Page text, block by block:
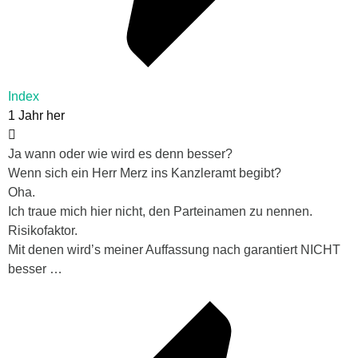
Index
1 Jahr her
Ja wann oder wie wird es denn besser?
Wenn sich ein Herr Merz ins Kanzleramt begibt?
Oha.
Ich traue mich hier nicht, den Parteinamen zu nennen.
Risikofaktor.
Mit denen wird’s meiner Auffassung nach garantiert NICHT
besser …